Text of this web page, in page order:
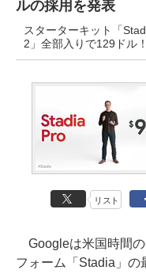
ルの採用を発表
スターターキット「
2」全部入りで129ドル！
リスト
Googleは米国時間の
フォーム「Stadia」の